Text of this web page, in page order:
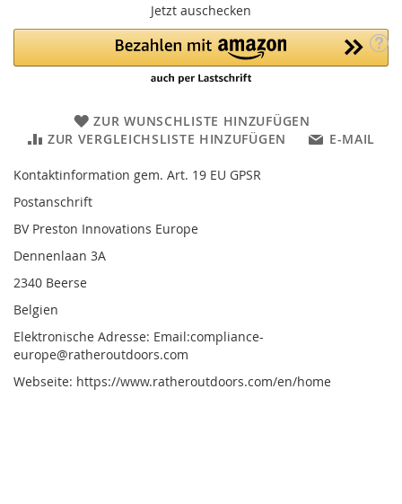
Jetzt auschecken
ZUR WUNSCHLISTE HINZUFÜGEN
ZUR VERGLEICHSLISTE HINZUFÜGEN
E-MAIL
Kontaktinformation gem. Art. 19 EU GPSR
Postanschrift
BV Preston Innovations Europe
Dennenlaan 3A
2340 Beerse
Belgien
Elektronische Adresse: Email:compliance-
europe@ratheroutdoors.com
Webseite: https://www.ratheroutdoors.com/en/home